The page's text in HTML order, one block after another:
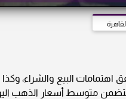
البيع والشراء، وكذا
24» نشرة دورية تتضمن متوسط